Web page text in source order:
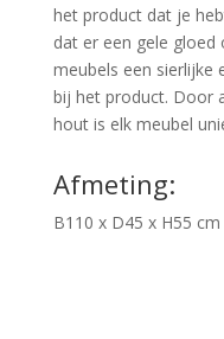
het product dat je
dat er een gele
meubels een sierlijke
bij het product. Door
hout is elk meubel
Afmeting:
B110 x D45 x H55 cm